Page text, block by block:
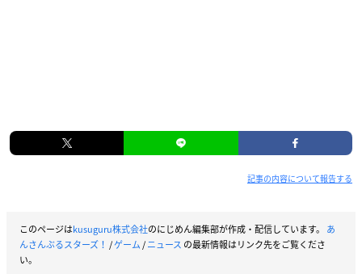
記事の内容について報告する
このページはkusuguru株式会社のにじめん編集部が作成・配信しています。 あ
んさんぶるスターズ！ /ゲーム/ニュース の最新情報はリンク先をご覧くださ
い。